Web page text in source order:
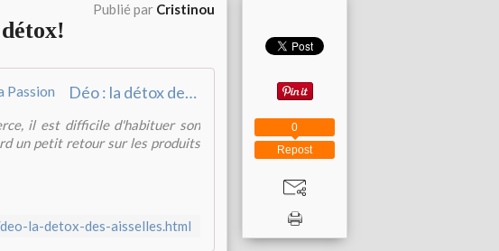
Publié par Cristinou
Déo : la détox des aisselles - 100 % Plantes Ma Passion
il est difficile d'habituer son
un petit retour sur les produits
la-detox-des-aisselles.html
Repost
0